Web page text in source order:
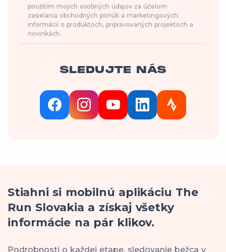
použitím mojich osobných údajov za účelom
zasielania obchodných ponúk a marketingových
informácií o produktoch, pripravovaných projektoch a
novinkách.
SLEDUJTE NÁS
Stiahni si mobilnú aplikáciu The
Run Slovakia a získaj všetky
informácie na pár klikov.
Podrobnosti o každej etape, sledovanie bežca v